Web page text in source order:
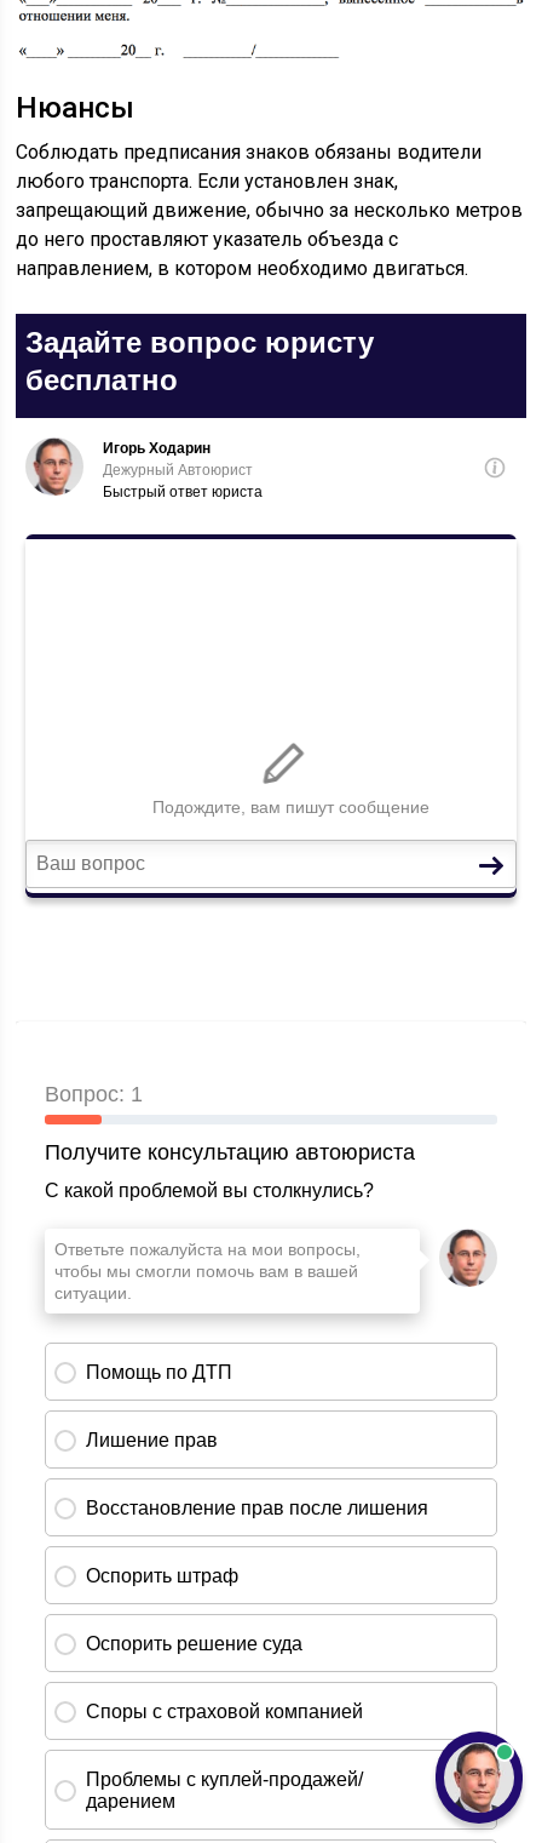
Нюансы
Соблюдать предписания знаков обязаны водители
любого транспорта. Если установлен знак,
запрещающий движение, обычно за несколько метров
до него проставляют указатель объезда с
направлением, в котором необходимо двигаться.